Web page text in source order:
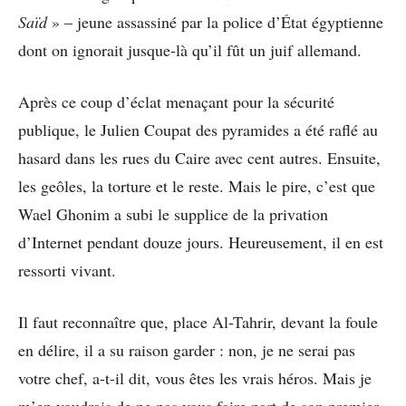
Saïd» – jeune assassiné par la police d’État égyptienne
dont on ignorait jusque-là qu’il fût un juif allemand.
Après ce coup d’éclat menaçant pour la sécurité
publique, le Julien Coupat des pyramides a été raflé au
hasard dans les rues du Caire avec cent autres. Ensuite,
les geôles, la torture et le reste. Mais le pire, c’est que
Wael Ghonim a subi le supplice de la privation
d’Internet pendant douze jours. Heureusement, il en est
ressorti vivant.
Il faut reconnaître que, place Al-Tahrir, devant la foule
en délire, il a su raison garder : non, je ne serai pas
votre chef, a-t-il dit, vous êtes les vrais héros. Mais je